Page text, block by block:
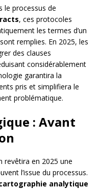
le processus de
, ces protocoles
les termes d’un
remplies. En 2025, les
des clauses
considérablement
garantira la
pris et simplifiera le
problématique.
: Avant
revêtira en 2025 une
l’issue du processus.
analytique